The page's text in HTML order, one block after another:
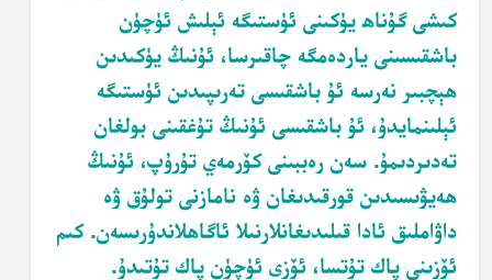
كىشى گۇناھ يۈكىنى ئۈستىگە ئېلىش ئۈچۈن
باشقىسىنى ياردەمگە چاقىرسا، ئۇنىڭ يۈكىدىن
ھېچبىر نەرسە ئۇ باشقىسى تەرىپىدىن ئۈستىگە
ئېلىنمايدۇ، ئۇ باشقىسى ئۇنىڭ تۇغقىنى بولغان
تەدىردىمۇ. سەن رەببىنى كۆرمەي تۇرۇپ، ئۇنىڭ
ھەيۋىسىدىن قورقىدىغان ۋە نامازنى تولۇق ۋە
داۋاملىق ئادا قىلىدىغانلارنىلا ئاگاھلاندۇرىسەن. كىم
ئۆزىنى پاك تۇتسا، ئۆزى ئۈچۈن پاك تۇتىدۇ.